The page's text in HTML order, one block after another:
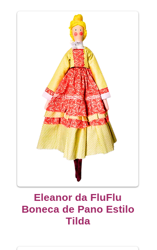
Eleanor da FluFlu
Boneca de Pano Estilo
Tilda